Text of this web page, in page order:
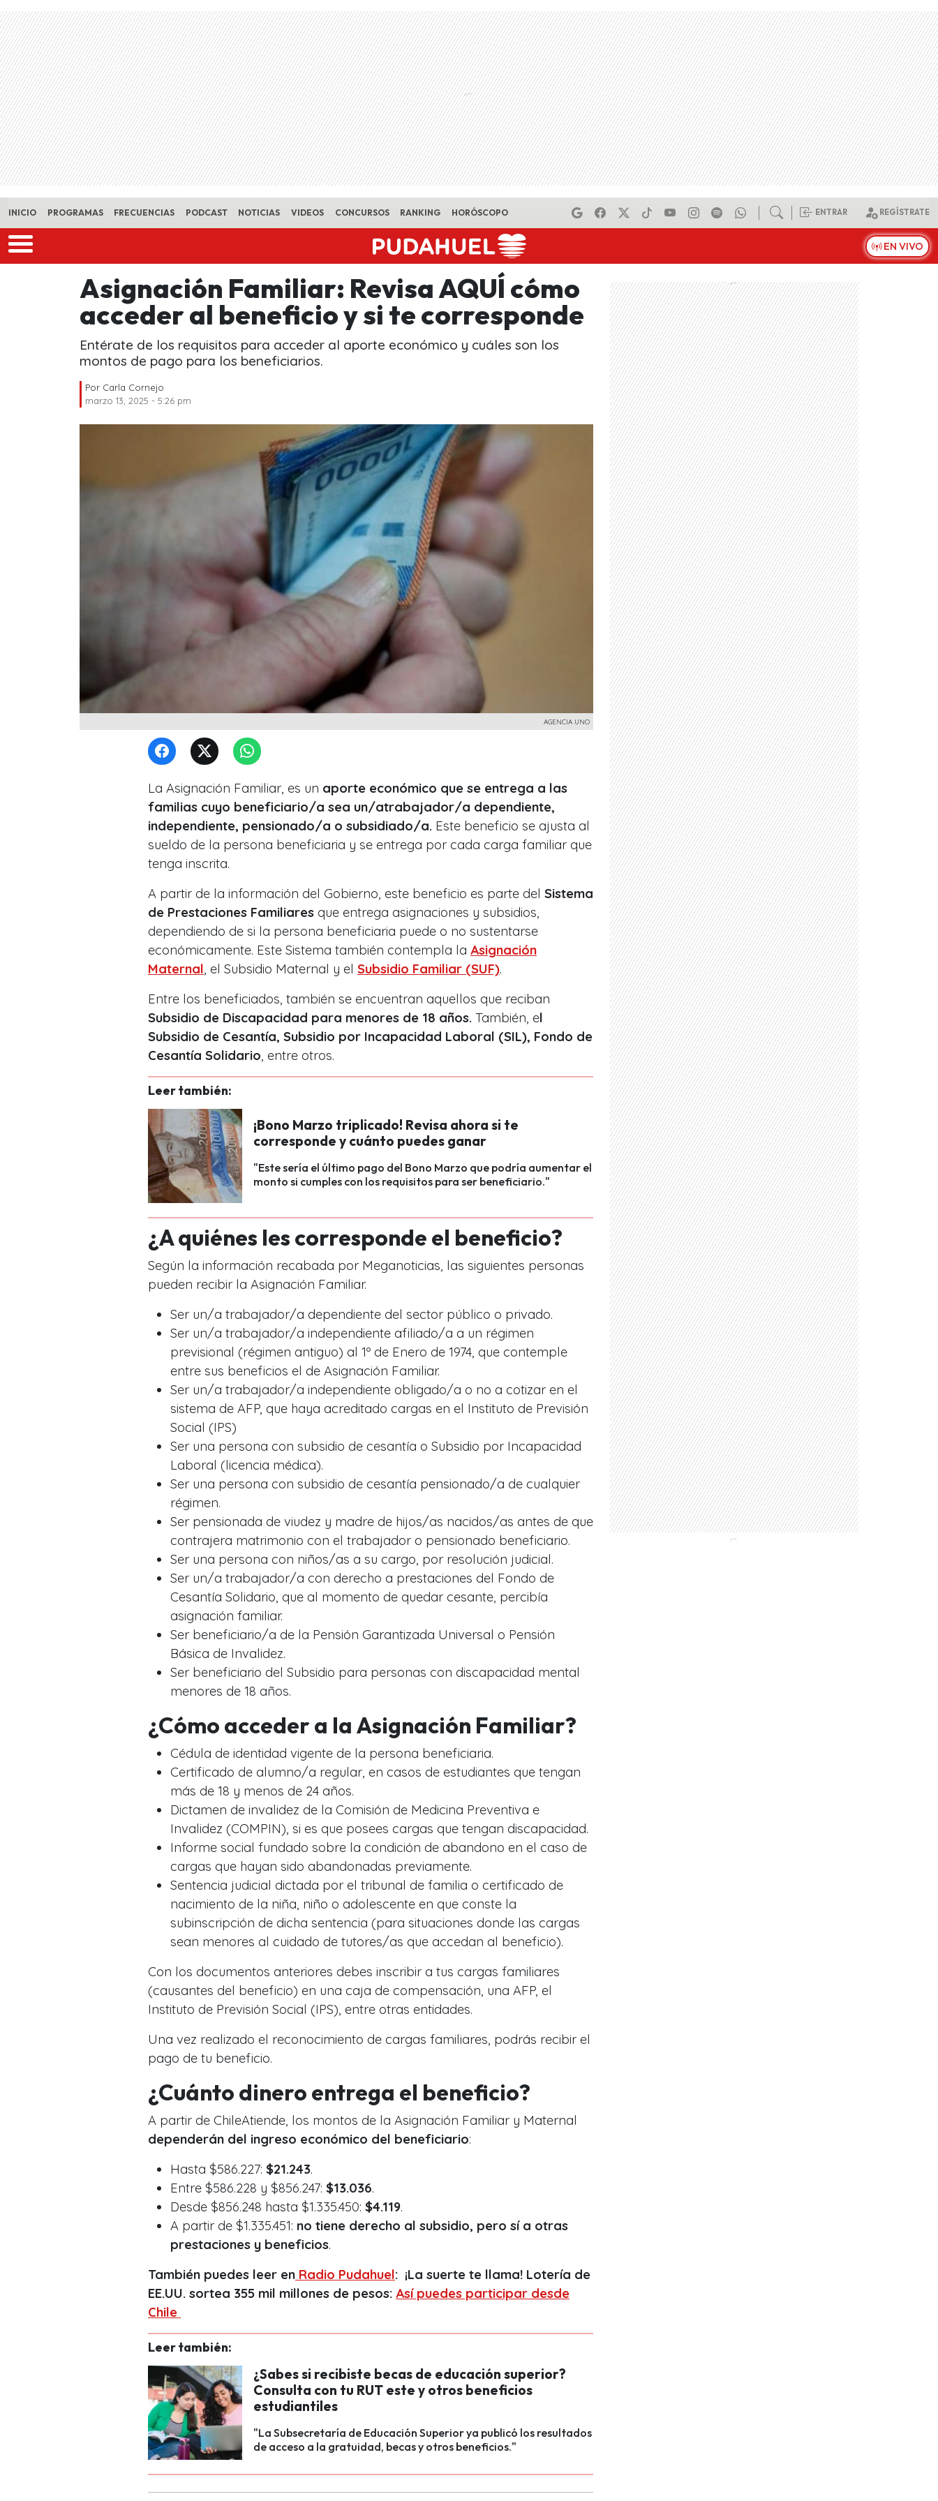
Skip to main content
INICIO PROGRAMAS FRECUENCIAS PODCAST NOTICIAS VIDEOS CONCURSOS RANKING HORÓSCOPO ENTRAR REGÍSTRATE
EN VIVO
Asignación Familiar: Revisa AQUÍ cómo
acceder al beneficio y si te corresponde
Entérate de los requisitos para acceder al aporte económico y cuáles son los
montos de pago para los beneficiarios.
Por Carla Cornejo
marzo 13, 2025 - 5:26 pm
AGENCIA UNO
La Asignación Familiar, es un aporte económico que se entrega a las
familias cuyo beneficiario/a sea un/atrabajador/a dependiente,
independiente, pensionado/a o subsidiado/a. Este beneficio se ajusta al
sueldo de la persona beneficiaria y se entrega por cada carga familiar que
tenga inscrita.
A partir de la información del Gobierno, este beneficio es parte del Sistema
de Prestaciones Familiares que entrega asignaciones y subsidios,
dependiendo de si la persona beneficiaria puede o no sustentarse
económicamente. Este Sistema también contempla la Asignación
Maternal , el Subsidio Maternal y el Subsidio Familiar (SUF).
Entre los beneficiados, también se encuentran aquellos que reciban
Subsidio de Discapacidad para menores de 18 años. También, el
Subsidio de Cesantía, Subsidio por Incapacidad Laboral (SIL), Fondo de
Cesantía Solidario , entre otros.
Leer también:
¡Bono Marzo triplicado! Revisa ahora si te
corresponde y cuánto puedes ganar
"Este sería el último pago del Bono Marzo que podría aumentar el
monto si cumples con los requisitos para ser beneficiario."
¿A quiénes les corresponde el beneficio?
Según la información recabada por Meganoticias, las siguientes personas
pueden recibir la Asignación Familiar.
Ser un/a trabajador/a dependiente del sector público o privado.
Ser un/a trabajador/a independiente afiliado/a a un régimen
previsional (régimen antiguo) al 1º de Enero de 1974, que contemple
entre sus beneficios el de Asignación Familiar.
Ser un/a trabajador/a independiente obligado/a o no a cotizar en el
sistema de AFP, que haya acreditado cargas en el Instituto de Previsión
Social (IPS)
Ser una persona con subsidio de cesantía o Subsidio por Incapacidad
Laboral (licencia médica).
Ser una persona con subsidio de cesantía pensionado/a de cualquier
régimen.
Ser pensionada de viudez y madre de hijos/as nacidos/as antes de que
contrajera matrimonio con el trabajador o pensionado beneficiario.
Ser una persona con niños/as a su cargo, por resolución judicial.
Ser un/a trabajador/a con derecho a prestaciones del Fondo de
Cesantía Solidario, que al momento de quedar cesante, percibía
asignación familiar.
Ser beneficiario/a de la Pensión Garantizada Universal o Pensión
Básica de Invalidez.
Ser beneficiario del Subsidio para personas con discapacidad mental
menores de 18 años.
¿Cómo acceder a la Asignación Familiar?
Cédula de identidad vigente de la persona beneficiaria.
Certificado de alumno/a regular, en casos de estudiantes que tengan
más de 18 y menos de 24 años.
Dictamen de invalidez de la Comisión de Medicina Preventiva e
Invalidez (COMPIN), si es que posees cargas que tengan discapacidad.
Informe social fundado sobre la condición de abandono en el caso de
cargas que hayan sido abandonadas previamente.
Sentencia judicial dictada por el tribunal de familia o certificado de
nacimiento de la niña, niño o adolescente en que conste la
subinscripción de dicha sentencia (para situaciones donde las cargas
sean menores al cuidado de tutores/as que accedan al beneficio).
Con los documentos anteriores debes inscribir a tus cargas familiares
(causantes del beneficio) en una caja de compensación, una AFP, el
Instituto de Previsión Social (IPS), entre otras entidades.
Una vez realizado el reconocimiento de cargas familiares, podrás recibir el
pago de tu beneficio.
¿Cuánto dinero entrega el beneficio?
A partir de ChileAtiende, los montos de la Asignación Familiar y Maternal
dependerán del ingreso económico del beneficiario:
Hasta $586.227: $21.243.
Entre $586.228 y $856.247: $13.036.
Desde $856.248 hasta $1.335.450: $4.119.
A partir de $1.335.451: no tiene derecho al subsidio, pero sí a otras
prestaciones y beneficios.
También puedes leer en Radio Pudahuel: ¡La suerte te llama! Lotería de
EE.UU. sortea 355 mil millones de pesos: Así puedes participar desde
Chile
Leer también:
¿Sabes si recibiste becas de educación superior?
Consulta con tu RUT este y otros beneficios
estudiantiles
"La Subsecretaría de Educación Superior ya publicó los resultados
de acceso a la gratuidad, becas y otros beneficios."